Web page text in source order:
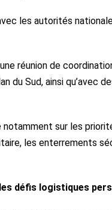
les autorités
réunion de
du Sud, ainsi
sur les
les enterrements
défis logistiques